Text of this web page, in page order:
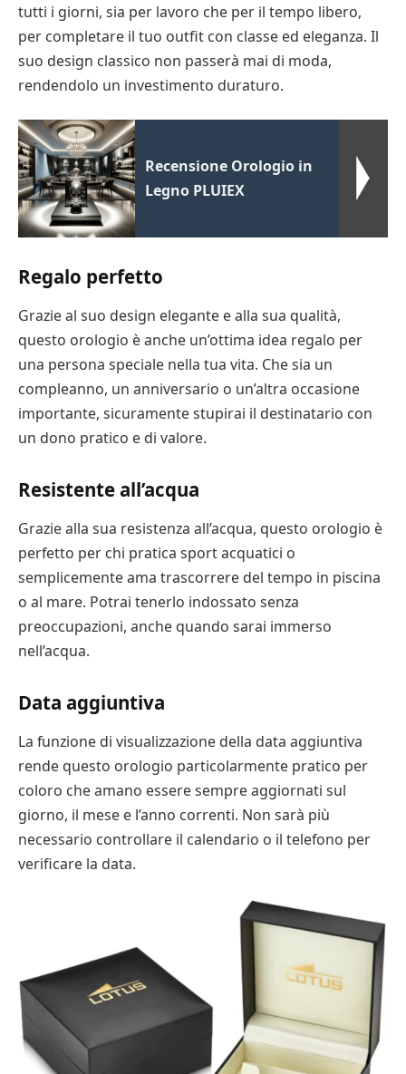
tutti i giorni, sia per lavoro che per il tempo libero,
per completare il tuo outfit con classe ed eleganza. Il
suo design classico non passerà mai di moda,
rendendolo un investimento duraturo.
Recensione Orologio in
Legno PLUIEX
Regalo perfetto
Grazie al suo design elegante e alla sua qualità,
questo orologio è anche un’ottima idea regalo per
una persona speciale nella tua vita. Che sia un
compleanno, un anniversario o un’altra occasione
importante, sicuramente stupirai il destinatario con
un dono pratico e di valore.
Resistente all’acqua
Grazie alla sua resistenza all’acqua, questo orologio è
perfetto per chi pratica sport acquatici o
semplicemente ama trascorrere del tempo in piscina
o al mare. Potrai tenerlo indossato senza
preoccupazioni, anche quando sarai immerso
nell’acqua.
Data aggiuntiva
La funzione di visualizzazione della data aggiuntiva
rende questo orologio particolarmente pratico per
coloro che amano essere sempre aggiornati sul
giorno, il mese e l’anno correnti. Non sarà più
necessario controllare il calendario o il telefono per
verificare la data.